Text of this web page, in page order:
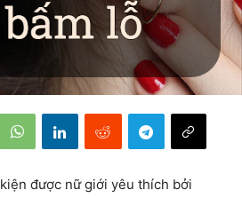
được nữ giới yêu thích bởi